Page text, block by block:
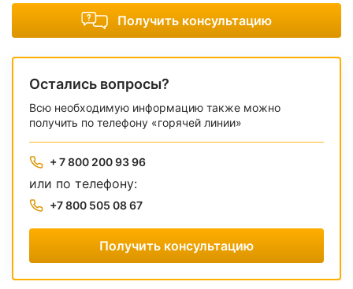
Получить консультацию
Остались вопросы?
Всю необходимую информацию также можно
получить по телефону «горячей линии»
+ 7 800 200 93 96
или по телефону:
+7 800 505 08 67
Получить консультацию